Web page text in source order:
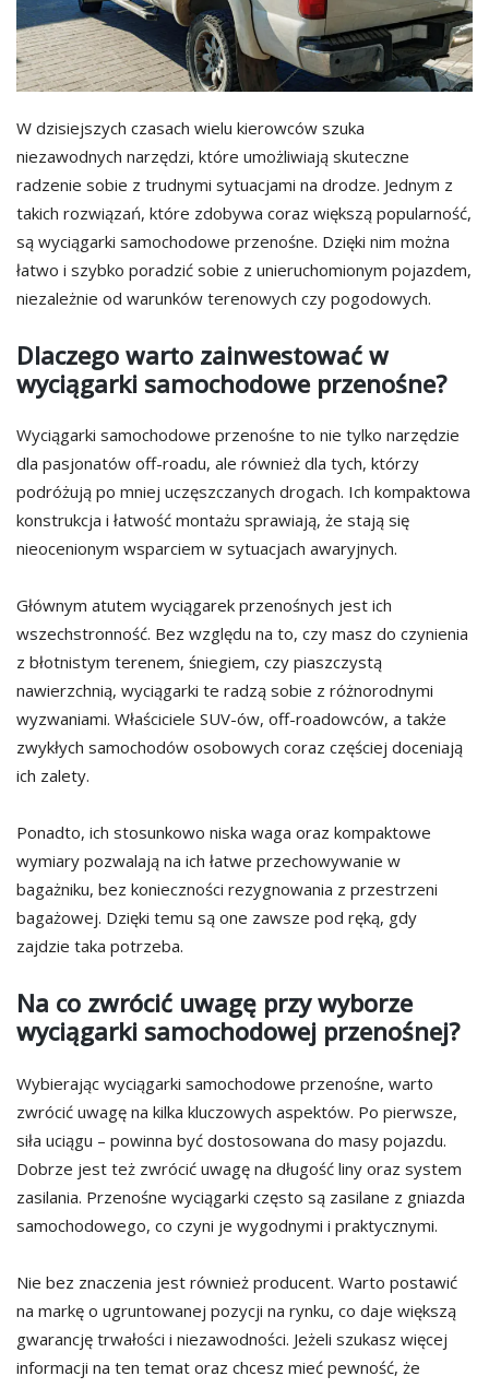
W dzisiejszych czasach wielu kierowców szuka
niezawodnych narzędzi, które umożliwiają skuteczne
radzenie sobie z trudnymi sytuacjami na drodze. Jednym z
takich rozwiązań, które zdobywa coraz większą popularność,
są wyciągarki samochodowe przenośne. Dzięki nim można
łatwo i szybko poradzić sobie z unieruchomionym pojazdem,
niezależnie od warunków terenowych czy pogodowych.
Dlaczego warto zainwestować w
wyciągarki samochodowe przenośne?
Wyciągarki samochodowe przenośne to nie tylko narzędzie
dla pasjonatów off-roadu, ale również dla tych, którzy
podróżują po mniej uczęszczanych drogach. Ich kompaktowa
konstrukcja i łatwość montażu sprawiają, że stają się
nieocenionym wsparciem w sytuacjach awaryjnych.
Głównym atutem wyciągarek przenośnych jest ich
wszechstronność. Bez względu na to, czy masz do czynienia
z błotnistym terenem, śniegiem, czy piaszczystą
nawierzchnią, wyciągarki te radzą sobie z różnorodnymi
wyzwaniami. Właściciele SUV-ów, off-roadowców, a także
zwykłych samochodów osobowych coraz częściej doceniają
ich zalety.
Ponadto, ich stosunkowo niska waga oraz kompaktowe
wymiary pozwalają na ich łatwe przechowywanie w
bagażniku, bez konieczności rezygnowania z przestrzeni
bagażowej. Dzięki temu są one zawsze pod ręką, gdy
zajdzie taka potrzeba.
Na co zwrócić uwagę przy wyborze
wyciągarki samochodowej przenośnej?
Wybierając wyciągarki samochodowe przenośne, warto
zwrócić uwagę na kilka kluczowych aspektów. Po pierwsze,
siła uciągu – powinna być dostosowana do masy pojazdu.
Dobrze jest też zwrócić uwagę na długość liny oraz system
zasilania. Przenośne wyciągarki często są zasilane z gniazda
samochodowego, co czyni je wygodnymi i praktycznymi.
Nie bez znaczenia jest również producent. Warto postawić
na markę o ugruntowanej pozycji na rynku, co daje większą
gwarancję trwałości i niezawodności. Jeżeli szukasz więcej
informacji na ten temat oraz chcesz mieć pewność, że